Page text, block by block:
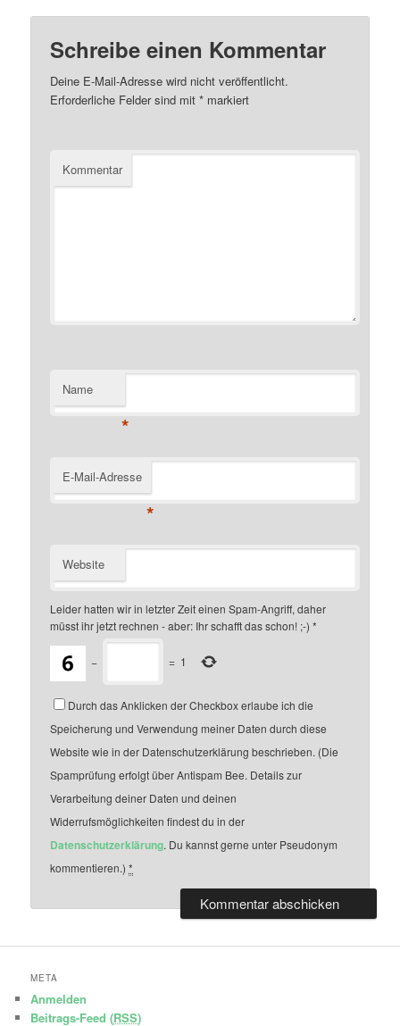
Schreibe einen Kommentar
Deine E-Mail-Adresse wird nicht veröffentlicht.
Erforderliche Felder sind mit* markiert
Kommentar
Name
*
E-Mail-Adresse
*
Website
Leider hatten wir in letzter Zeit einen Spam-Angriff, daher
müsst ihr jetzt rechnen - aber: Ihr schafft das schon! ;-) *
− = 1
Durch das Anklicken der Checkbox erlaube ich die
Speicherung und Verwendung meiner Daten durch diese
Website wie in der Datenschutzerklärung beschrieben. (Die
Spamprüfung erfolgt über Antispam Bee. Details zur
Verarbeitung deiner Daten und deinen
Widerrufsmöglichkeiten findest du in der
Datenschutzerklärung. Du kannst gerne unter Pseudonym
kommentieren.)*
META
Anmelden
Beitrags-Feed (RSS)